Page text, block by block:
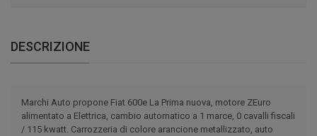
DESCRIZIONE
Marchi Auto propone Fiat 600e La Prima nuova, motore ZEuro
alimentato a Elettrica, cambio automatico a 1 marce, 0 cavalli fiscali
/ 115 kwatt. Carrozzeria di colore arancione metallizzato, auto